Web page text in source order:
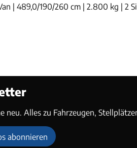
| 489,0/190/260 cm | 2.800 kg | 2
neu. Alles zu Fahrzeugen,
abonnieren